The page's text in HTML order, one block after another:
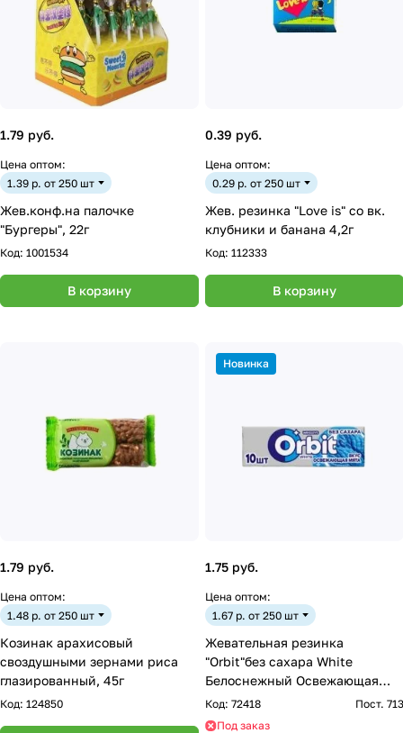
1.79 руб.
Цена оптом:
1.39 р. от 250 шт
Жев.конф.на палочке
"Бургеры", 22г
Код: 1001534
В корзину
0.39 руб.
Цена оптом:
0.29 р. от 250 шт
Жев. резинка "Love is" со вк.
клубники и банана 4,2г
Код: 112333
В корзину
1.79 руб.
Цена оптом:
1.48 р. от 250 шт
Козинак арахисовый
своздушными зернами риса
глазированный, 45г
Код: 124850
Новинка
1.75 руб.
Цена оптом:
1.67 р. от 250 шт
Жевательная резинка
"Orbit"без сахара White
Белоснежный Освежающая
мята 13,6г
Код: 72418
Пост. 713
Под заказ